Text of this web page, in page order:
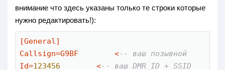
внимание что здесь указаны только те строки которые
нужно редактировать!):
[General]
Callsign=G9BF <-- ваш позывной
Id=123456 <-- ваш DMR_ID + SSID